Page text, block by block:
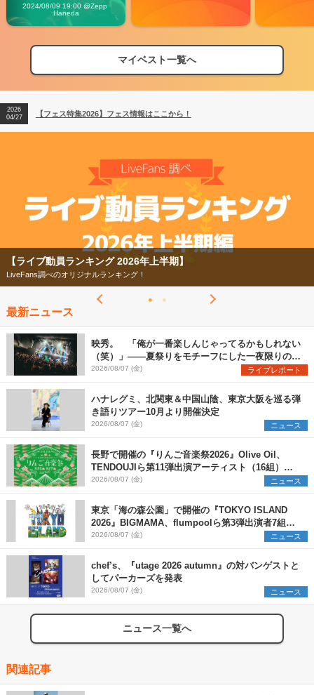
Vibes
2024/08/09 19:00 @Zepp
Haneda
マイベスト一覧へ
【フェス特集2026】フェス情報はここから！
【ライブ動員ランキング】2026年上半期編発表！
2026
04/27
【フェス特集2026】フェス情報はここから！
2026
【ライブ動員ランキング 2026年上半期】
LiveFans調べのオリジナルランキング！
最新ニュース
映秀。 「俺が一番楽しんじゃってるかもしれない
（笑）」――夏祭りをモチーフにした一夜限りのス
ペシャルライブ『色祭』レポート
2026/08/07 (金) ライブレポート
ハナレグミ、北関東＆中国山陰、東京大阪を巡る弾
き語りツアー10月より開催決定
2026/08/07 (金) ニュース
長野で開催の『りんご音楽祭2026』Olive Oil、
TENDOUJIら第11弾出演アーティスト（16組）を
発表
2026/08/07 (金) ニュース
東京「海の森公園」で開催の『TOKYO ISLAND
2026』BIGMAMA、flumpoolら第3弾出演者7組を
発表 ワークショップ・アート出展者を募集
2026/08/07 (金) ニュース
chef’s、『utage 2026 autumn』の対バンゲストと
してパーカーズを発表
2026/08/07 (金) ニュース
ニュース一覧へ
関連記事